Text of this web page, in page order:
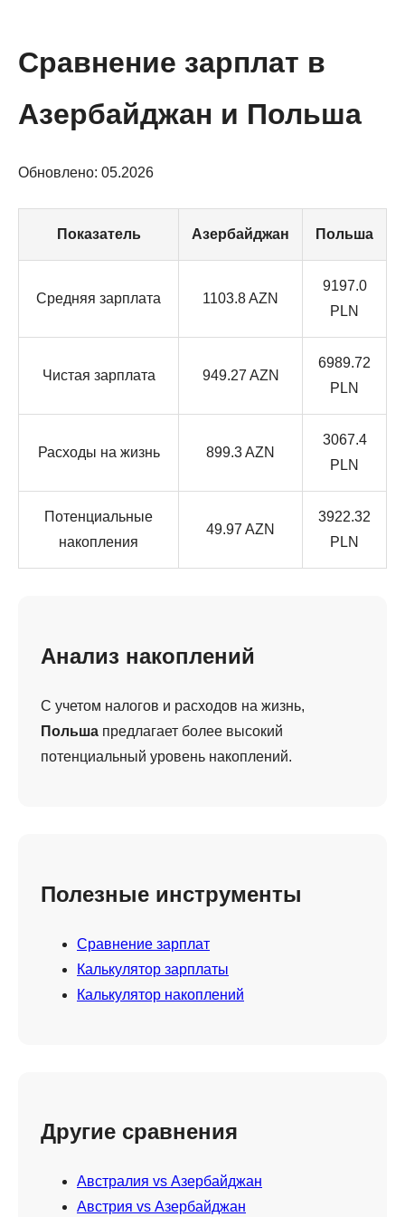
Сравнение зарплат в
Азербайджан и Польша
Обновлено: 05.2026
Показатель Азербайджан Польша
Средняя зарплата 1103.8 AZN
9197.0
PLN
Чистая зарплата 949.27 AZN
6989.72
PLN
Расходы на жизнь 899.3 AZN
3067.4
PLN
Потенциальные
накопления
49.97 AZN
3922.32
PLN
Анализ накоплений
С учетом налогов и расходов на жизнь,
Польша предлагает более высокий
потенциальный уровень накоплений.
Полезные инструменты
Сравнение зарплат
Калькулятор зарплаты
Калькулятор накоплений
Другие сравнения
Австралия vs Азербайджан
Австрия vs Азербайджан